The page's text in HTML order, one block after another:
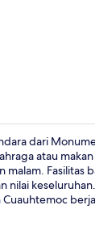
dari
atau
malam. Fasilitas
nilai